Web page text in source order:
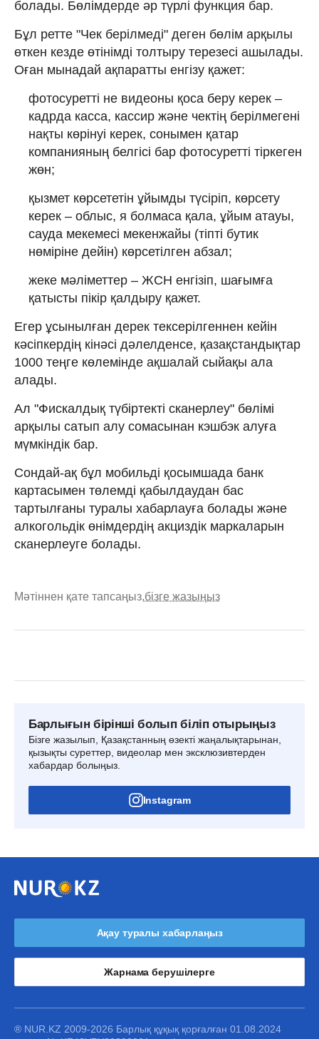
болады. Бөлімдерде әр түрлі функция бар.
Бұл ретте "Чек берілмеді" деген бөлім арқылы
өткен кезде өтінімді толтыру терезесі ашылады.
Оған мынадай ақпаратты енгізу қажет:
фотосуретті не видеоны қоса беру керек –
кадрда касса, кассир және чектің берілмегені
нақты көрінуі керек, сонымен қатар
компанияның белгісі бар фотосуретті тіркеген
жөн;
қызмет көрсететін ұйымды түсіріп, көрсету
керек – облыс, я болмаса қала, ұйым атауы,
сауда мекемесі мекенжайы (тіпті бутик
нөміріне дейін) көрсетілген абзал;
жеке мәліметтер – ЖСН енгізіп, шағымға
қатысты пікір қалдыру қажет.
Егер ұсынылған дерек тексерілгеннен кейін
кәсіпкердің кінәсі дәлелденсе, қазақстандықтар
1000 теңге көлемінде ақшалай сыйақы ала
алады.
Ал "Фискалдық түбіртекті сканерлеу" бөлімі
арқылы сатып алу сомасынан кэшбэк алуға
мүмкіндік бар.
Сондай-ақ бұл мобильді қосымшада банк
картасымен төлемді қабылдаудан бас
тартылғаны туралы хабарлауға болады және
алкогольдік өнімдердің акциздік маркаларын
сканерлеуге болады.
Мәтіннен қате тапсаңыз,бізге жазыңыз
Барлығын бірінші болып біліп отырыңыз
Бізге жазылып, Қазақстанның өзекті жаңалықтарынан,
қызықты суреттер, видеолар мен эксклюзивтерден
хабардар болыңыз.
Instagram
Ақау туралы хабарлаңыз
Жарнама берушілерге
® NUR.KZ 2009-2026 Барлық құқық қорғалған 01.08.2024